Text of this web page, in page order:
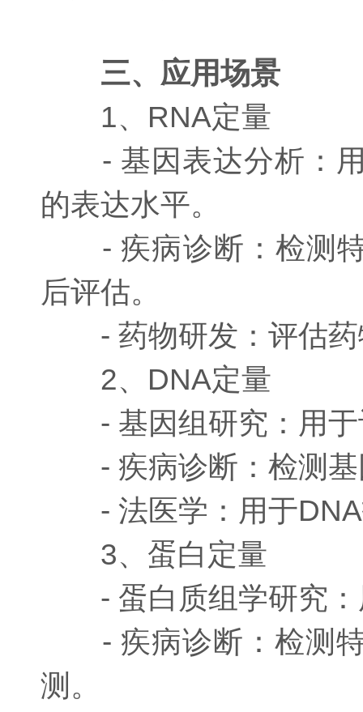
三、应用场景
1、RNA定量
- 基因表达分析：用
的表达水平。
- 疾病诊断：检测特
后评估。
- 药物研发：评估药
2、DNA定量
- 基因组研究：用于
- 疾病诊断：检测基
- 法医学：用于DNA
3、蛋白定量
- 蛋白质组学研究：
- 疾病诊断：检测特
测。